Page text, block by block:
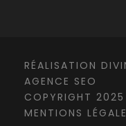
RÉALISATION
AGENCE SEO
COPYRIGHT
MENTIONS